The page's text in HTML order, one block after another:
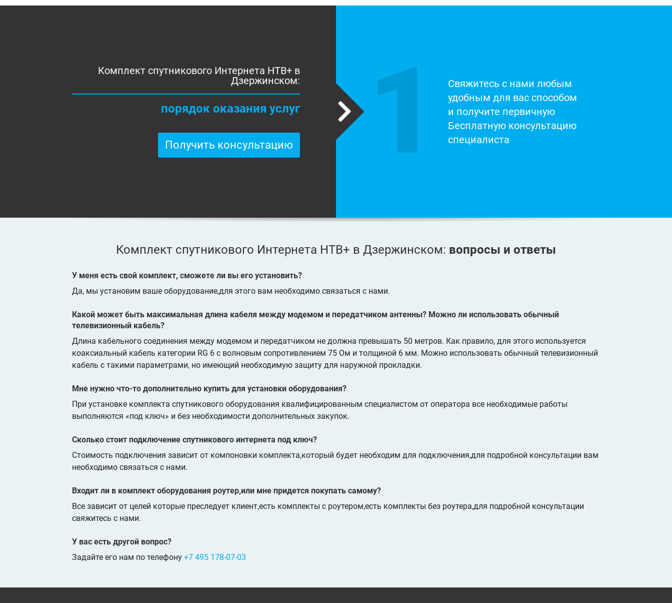
Комплект спутникового Интернета НТВ+ в
Дзержинском:
порядок оказания услуг
Получить консультацию 1
Свяжитесь с нами любым
удобным для вас способом
и получите первичную
Бесплатную консультацию
специалиста
Комплект спутникового Интернета НТВ+ в Дзержинском: вопросы и ответы
У меня есть свой комплект, сможете ли вы его установить?
Да, мы установим ваше оборудование,для этого вам необходимо связаться с нами.
Какой может быть максимальная длина кабеля между модемом и передатчиком антенны? Можно ли использовать обычный
телевизионный кабель?
Длина кабельного соединения между модемом и передатчиком не должна превышать 50 метров. Как правило, для этого используется
коаксиальный кабель категории RG 6 с волновым сопротивлением 75 Ом и толщиной 6 мм. Можно использовать обычный телевизионный
кабель с такими параметрами, но имеющий необходимую защиту для наружной прокладки.
Мне нужно что-то дополнительно купить для установки оборудования?
При установке комплекта спутникового оборудования квалифицированным специалистом от оператора все необходимые работы
выполняются «под ключ» и без необходимости дополнительных закупок.
Сколько стоит подключение спутникового интернета под ключ?
Стоимость подключения зависит от компоновки комплекта,который будет необходим для подключения,для подробной консультации вам
необходимо связаться с нами.
Входит ли в комплект оборудования роутер,или мне придется покупать самому?
Все зависит от целей которые преследует клиент,есть комплекты с роутером,есть комплекты без роутера,для подробной консультации
свяжитесь с нами.
У вас есть другой вопрос?
Задайте его нам по телефону +7 495 178-07-03